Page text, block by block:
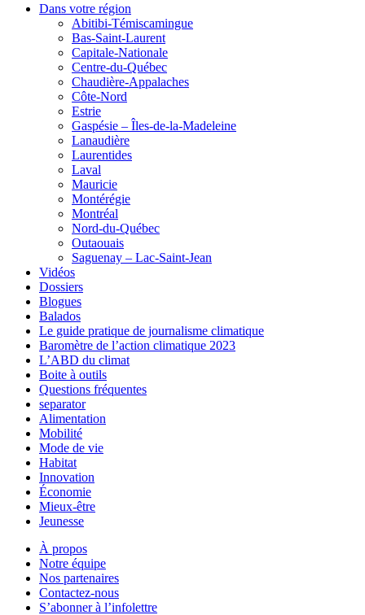
Dans votre région
Abitibi-Témiscamingue
Bas-Saint-Laurent
Capitale-Nationale
Centre-du-Québec
Chaudière-Appalaches
Côte-Nord
Estrie
Gaspésie – Îles-de-la-Madeleine
Lanaudière
Laurentides
Laval
Mauricie
Montérégie
Montréal
Nord-du-Québec
Outaouais
Saguenay – Lac-Saint-Jean
Vidéos
Dossiers
Blogues
Balados
Le guide pratique de journalisme climatique
Baromètre de l’action climatique 2023
L’ABD du climat
Boite à outils
Questions fréquentes
separator
Alimentation
Mobilité
Mode de vie
Habitat
Innovation
Économie
Mieux-être
Jeunesse
À propos
Notre équipe
Nos partenaires
Contactez-nous
S’abonner à l’infolettre